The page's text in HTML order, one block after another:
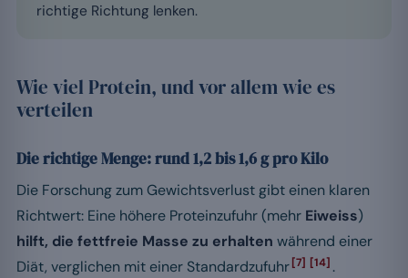
richtige Richtung lenken.
Wie viel Protein, und vor allem wie es
verteilen
Die richtige Menge: rund 1,2 bis 1,6 g pro Kilo
Die Forschung zum Gewichtsverlust gibt einen klaren
Richtwert: Eine höhere Proteinzufuhr (mehr Eiweiss)
hilft, die fettfreie Masse zu erhalten während einer
Diät, verglichen mit einer Standardzufuhr[7] [14].